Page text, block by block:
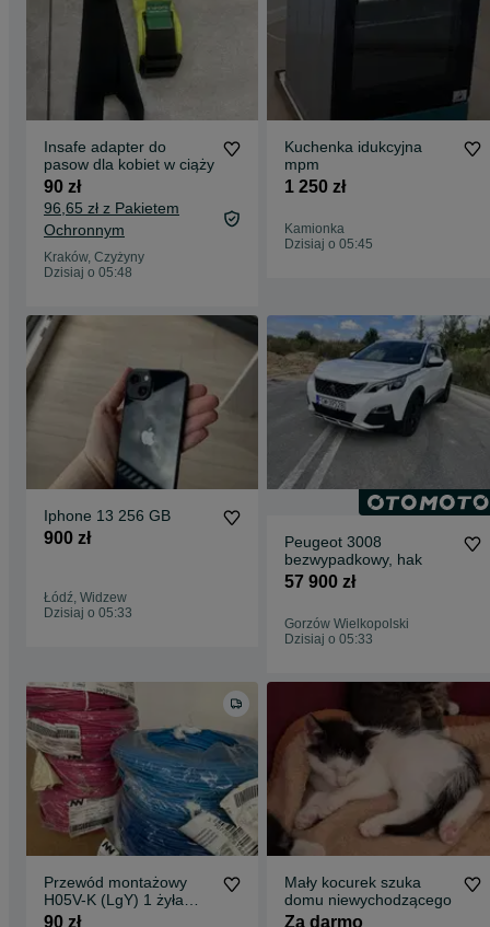
Insafe adapter do
pasow dla kobiet w ciąży
90 zł
96,65 zł z Pakietem
Ochronnym
Kraków, Czyżyny
Dzisiaj o 05:48
Kuchenka idukcyjna
mpm
1 250 zł
Kamionka
Dzisiaj o 05:45
Iphone 13 256 GB
900 zł
Łódź, Widzew
Dzisiaj o 05:33
Peugeot 3008
bezwypadkowy, hak
57 900 zł
Gorzów Wielkopolski
Dzisiaj o 05:33
Przewód montażowy
H05V-K (LgY) 1 żyła
linka 3 szpule
90 zł
Mały kocurek szuka
domu niewychodzącego
Za darmo